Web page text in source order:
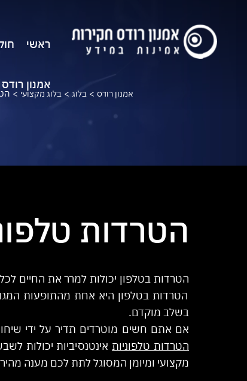
ראשי
אמנון
אמנון רודס > בלוג > בלוג מקצועי >
הטרדות
הטרדות בטלפון יכולות למרר את החיים
הטרדות בטלפון היא אחת מהתופעות
בשלב מוקדם.
אם אתם חשים מוטרדים תדיר על ידי
הטרדות טלפוניות אינטנסיביות יכולות
מקצועי ומיומן המסוגל לתת לכם מענה